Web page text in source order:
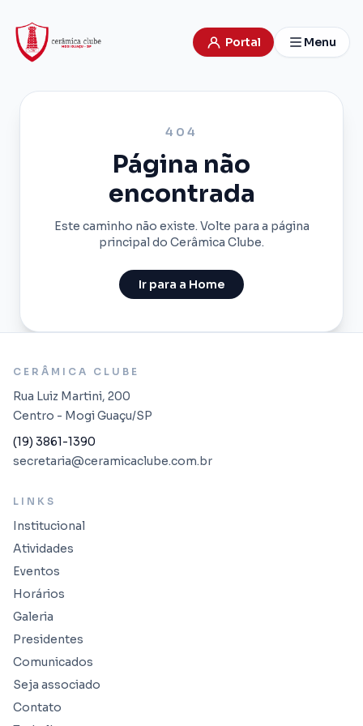
Portal Menu
404
Página não
encontrada
Este caminho não existe. Volte para a página
principal do Cerâmica Clube.
Ir para a Home
CERÂMICA CLUBE
Rua Luiz Martini, 200
Centro - Mogi Guaçu/SP
(19) 3861-1390
secretaria@ceramicaclube.com.br
LINKS
Institucional
Atividades
Eventos
Horários
Galeria
Presidentes
Comunicados
Seja associado
Contato